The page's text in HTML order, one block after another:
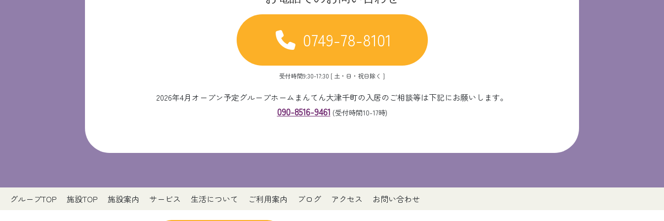
0749-78-8101
受付時間9:30-17:30 [ 土・日・祝日除く ]
2026年4月オープン予定グループホームまんてん大津千町の入居のご相談等は下記にお願いします。
090-8516-9461 (受付時間10-17時)
グループTOP 施設TOP 施設案内 サービス 生活について ご利用案内 ブログ アクセス お問い合わせ